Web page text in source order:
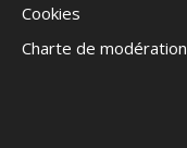
Cookies
Charte de modération